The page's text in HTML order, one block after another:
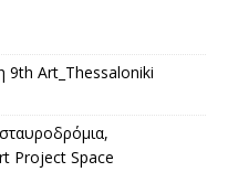
9th Art_Thessaloniki
Project Space